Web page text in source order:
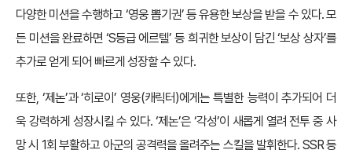
다양한 미션을 수행하고 ‘영웅 뽑기권’ 등 유용한 보상을 받을 수 있다. 모
든 미션을 완료하면 ‘S등급 에르텔’ 등 희귀한 보상이 담긴 ‘보상 상자’를
추가로 얻게 되어 빠르게 성장할 수 있다.
또한, ‘제논’과 ‘히로이’ 영웅(캐릭터)에게는 특별한 능력이 추가되어 더
욱 강력하게 성장시킬 수 있다. ‘제논’은 ‘각성’이 새롭게 열려 전투 중 사
망 시 1회 부활하고 아군의 공격력을 올려주는 스킬을 발휘한다. SSR 등